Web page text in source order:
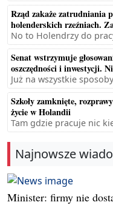
Rząd zakaże zatrudniania
holenderskich rzeźniach.
No to Holendrzy do
Senat wstrzymuje
oszczędności i inwestycji.
Już na wszystkie
Szkoły zamknięte,
życie w Holandii
Tam gdzie pracuje nic
Najnowsze
Minister: firmy nie